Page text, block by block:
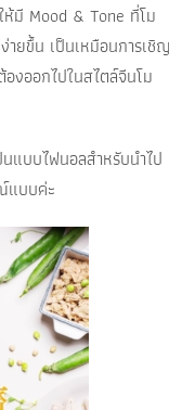
มี Mood & Tone ที่โม
ายขึ้น เป็นเหมือนการเชิ
งออกไปในสไตล์จีนโม
แบบไฟนอลสำหรับนำไป
แบบค่ะ